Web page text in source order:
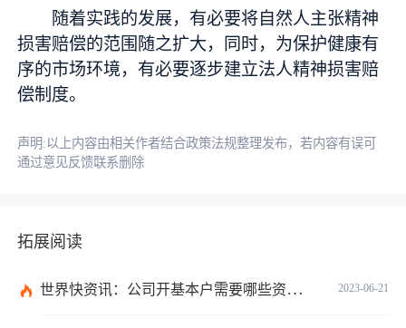
随着实践的发展，有必要将自然人主张精神
损害赔偿的范围随之扩大，同时，为保护健康有
序的市场环境，有必要逐步建立法人精神损害赔
偿制度。
声明:以上内容由相关作者结合政策法规整理发布，若内容有误可
通过意见反馈联系删除
拓展阅读
2023-06-21
世界快资讯：公司开基本户需要哪些资料？开基本户的程序是什么？